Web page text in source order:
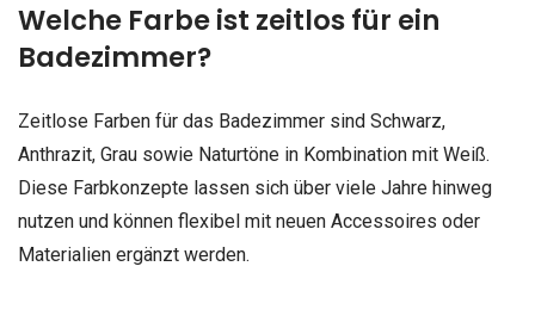
Welche Farbe ist zeitlos für ein
Badezimmer?
Zeitlose Farben für das Badezimmer sind Schwarz,
Anthrazit, Grau sowie Naturtöne in Kombination mit Weiß.
Diese Farbkonzepte lassen sich über viele Jahre hinweg
nutzen und können flexibel mit neuen Accessoires oder
Materialien ergänzt werden.